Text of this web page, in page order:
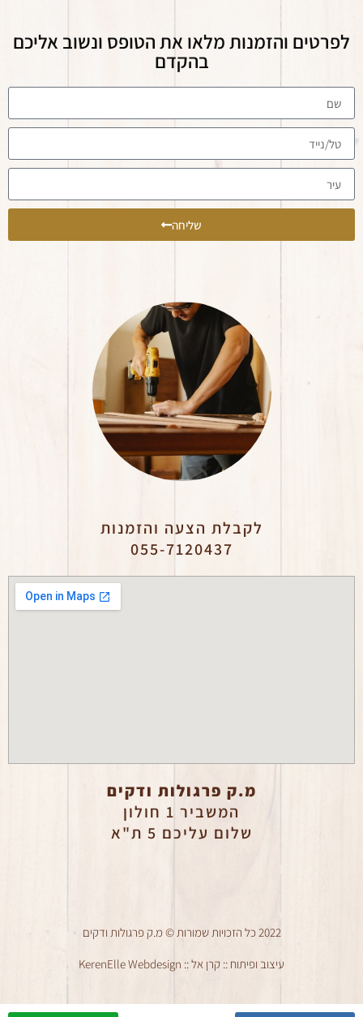
לפרטים והזמנות מלאו את הטופס ונשוב אליכם
בהקדם
שליחה
לקבלת הצעה והזמנות
055-7120437
מ.ק פרגולות ודקים
המשביר 1 חולון
שלום עליכם 5 ת"א
2022 כל הזכויות שמורות © מ.ק פרגולות ודקים
עיצוב ופיתוח :: קרן אל :: KerenElle Webdesign